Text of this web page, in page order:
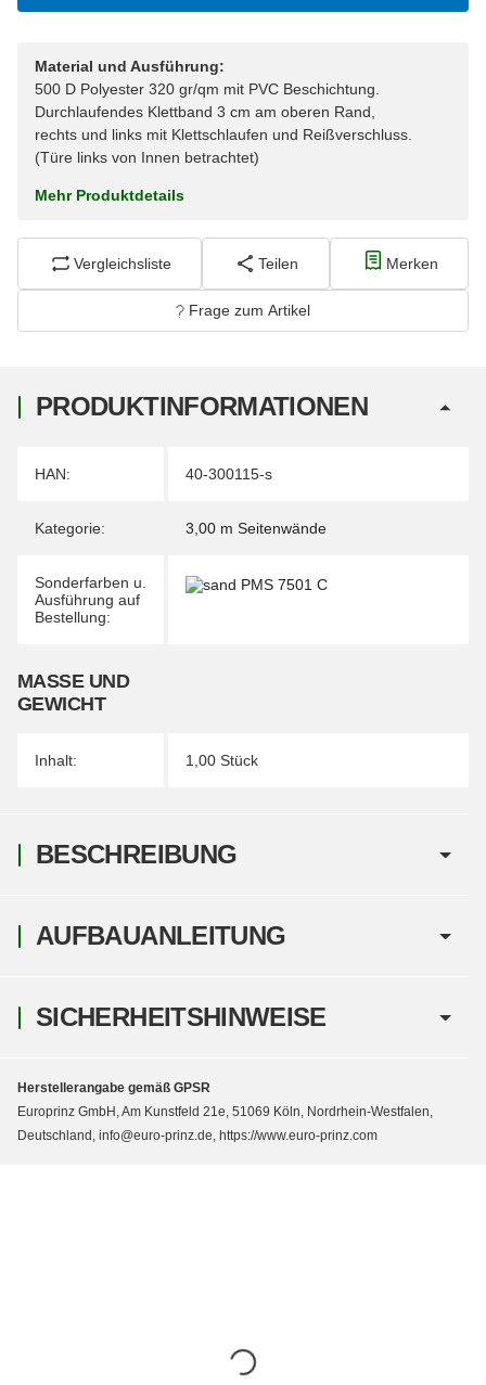
Material und Ausführung:
500 D Polyester 320 gr/qm mit PVC Beschichtung.
Durchlaufendes Klettband 3 cm am oberen Rand,
rechts und links mit Klettschlaufen und Reißverschluss.
(Türe links von Innen betrachtet)
Mehr Produktdetails
Vergleichsliste Teilen Merken
Frage zum Artikel
PRODUKTINFORMATIONEN
Produkteigenschaft
Wert
HAN: 40-300115-s
Kategorie: 3,00 m Seitenwände
Sonderfarben u.
Ausführung auf
Bestellung:
MASSE UND G
EWICHT
Inhalt: 1,00 Stück
BESCHREIBUNG
AUFBAUANLEITUNG
SICHERHEITSHINWEISE
Herstellerangabe gemäß GPSR
Europrinz GmbH, Am Kunstfeld 21e, 51069 Köln, Nordrhein-Westfalen,
Deutschland, info@euro-prinz.de, https://www.euro-prinz.com